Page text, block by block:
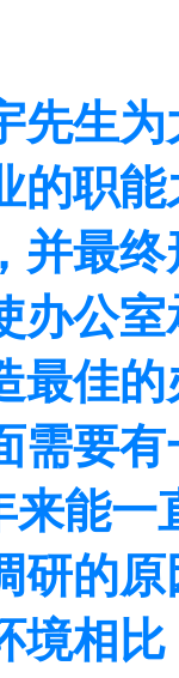
先生
的职
并最
办公
最佳
需要
来能
研的
境相